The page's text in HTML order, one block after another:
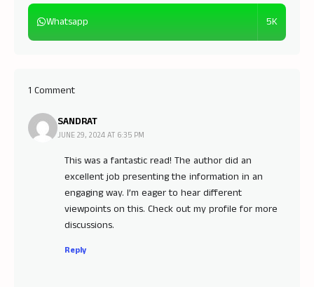
Whatsapp 5K
1 Comment
SANDRAT
JUNE 29, 2024 AT 6:35 PM
This was a fantastic read! The author did an
excellent job presenting the information in an
engaging way. I’m eager to hear different
viewpoints on this. Check out my profile for more
discussions.
Reply